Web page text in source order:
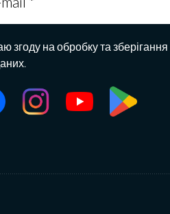
згоду на обробку та зберігання